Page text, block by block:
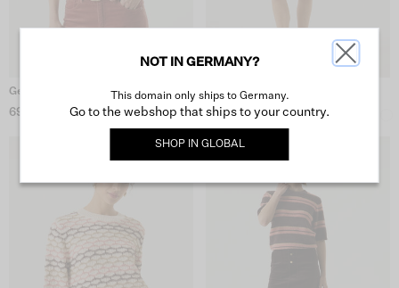
Gebrochene Weiße Pullover
69,99 €
Braunes Corduroykleid
79,99 €
NOT IN GERMANY?
This domain only ships to Germany.
Go to the webshop that ships to your country.
SHOP IN GLOBAL